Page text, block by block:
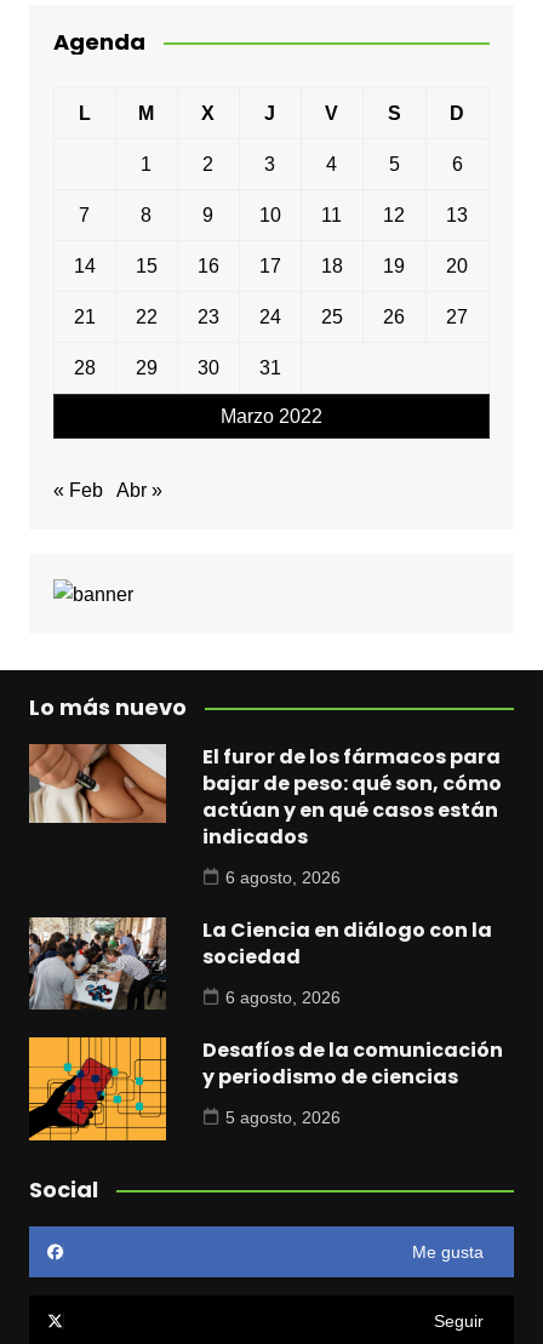
Agenda
Marzo 2022
L M X J V S D
1 2 3 4 5 6
7 8 9 10 11 12 13
14 15 16 17 18 19 20
21 22 23 24 25 26 27
28 29 30 31
« Feb Abr »
Lo más nuevo
El furor de los fármacos para
bajar de peso: qué son, cómo
actúan y en qué casos están
indicados
6 agosto, 2026
La Ciencia en diálogo con la
sociedad
6 agosto, 2026
Desafíos de la comunicación
y periodismo de ciencias
5 agosto, 2026
Social
Me gusta
Seguir